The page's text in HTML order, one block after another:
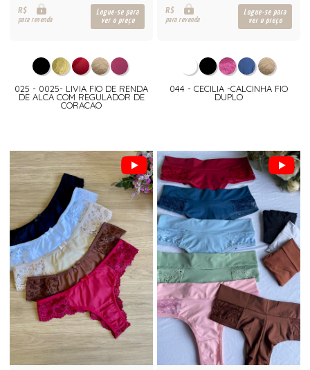
R$
para revenda
Logue-se para
ver o preço
025 - 0025- LIVIA FIO DE RENDA
DE ALCA COM REGULADOR DE
CORACAO
R$
para revenda
Logue-se para
ver o preço
044 - CECILIA -CALCINHA FIO
DUPLO